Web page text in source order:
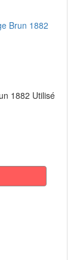
1882 Utilisé